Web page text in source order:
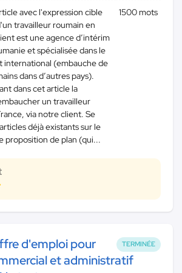
avec l'expression cible
travailleur roumain en
est une agence d’intérim
et spécialisée dans le
international (embauche de
dans d’autres pays).
dans cet article la
un travailleur
via notre client. Se
déjà existants sur le
proposition de plan (qui...
1500 mots
TERMINÉE
d'emploi pour
et administratif